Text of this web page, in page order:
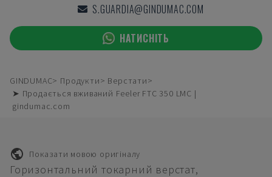
S.GUARDIA@GINDUMAC.COM
НАТИСНІТЬ
GINDUMAC Продукти
Верстати
➤ Продається вживаний Feeler FTC 350 LMC |
gindumac.com
Показати мовою оригіналу
Горизонтальний токарний верстат,